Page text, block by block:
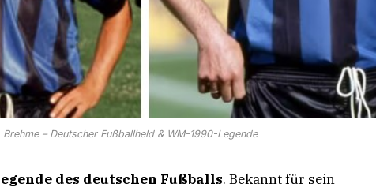
Brehme – Deutscher Fußballheld & WM-1990-Legende
des deutschen Fußballs. Bekannt für sein